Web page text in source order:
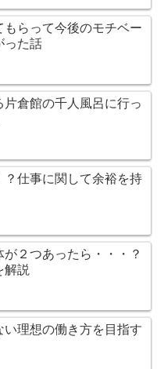
もらって今後のモチベー
った話
片倉館の千人風呂に行っ
？仕事に関して余裕を持
が２つあったら・・・？
解説
い理想の働き方を目指す